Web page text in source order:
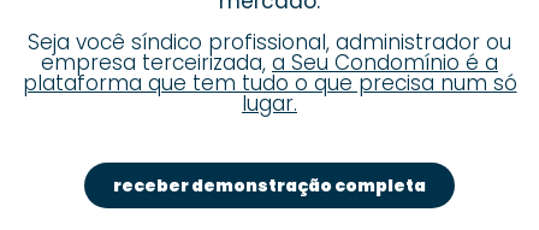
Seja você síndico profissional, administrador ou
empresa terceirizada, a Seu Condomínio é a
plataforma que tem tudo o que precisa num só
lugar.
receber demonstração completa